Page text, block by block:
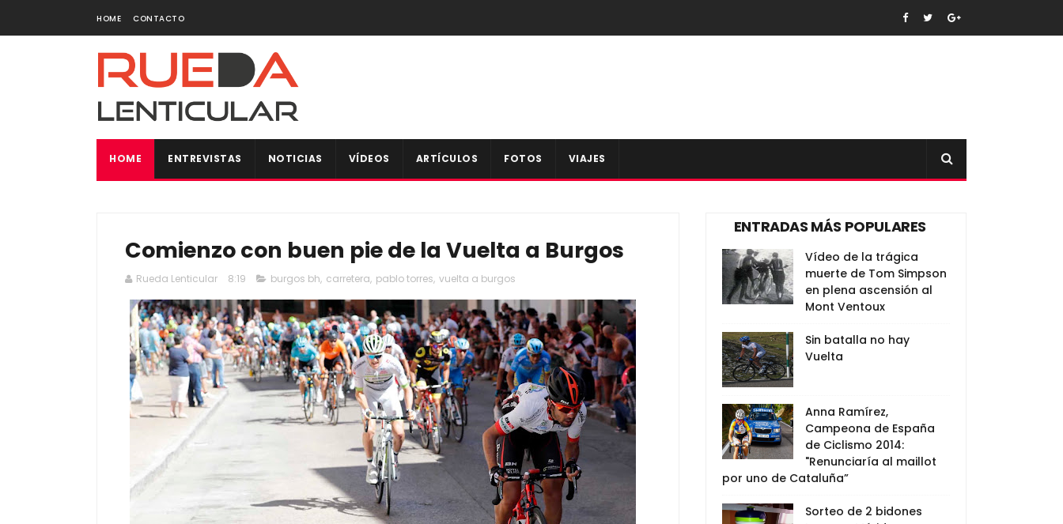
HOME CONTACTO
HOME ENTREVISTAS NOTICIAS VÍDEOS ARTÍCULOS FOTOS VIAJES
Comienzo con buen pie de la Vuelta a Burgos
Rueda Lenticular 8:19 burgos bh, carretera, pablo torres, vuelta a burgos
ENTRADAS MÁS POPULARES
Vídeo de la trágica
muerte de Tom Simpson
en plena ascensión al
Mont Ventoux
Sin batalla no hay
Vuelta
Anna Ramírez,
Campeona de España
de Ciclismo 2014:
"Renunciaría al maillot
por uno de Cataluña”
Sorteo de 2 bidones